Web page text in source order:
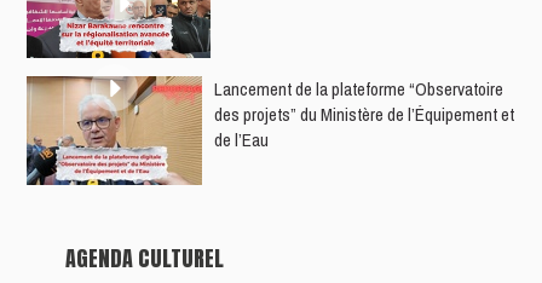
​Lancement de la plateforme “Observatoire
des projets” du Ministère de l’Équipement et
de l’Eau
AGENDA CULTUREL